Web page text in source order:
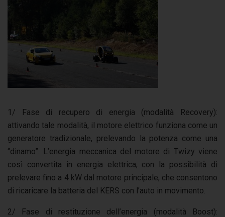
1/ Fase di recupero di energia (modalità Recovery):
attivando tale modalità, il motore elettrico funziona come un
generatore tradizionale, prelevando la potenza come una
“dinamo”. L’energia meccanica del motore di Twizy viene
così convertita in energia elettrica, con la possibilità di
prelevare fino a 4 kW dal motore principale, che consentono
di ricaricare la batteria del KERS con l’auto in movimento.
2/ Fase di restituzione dell’energia (modalità Boost):